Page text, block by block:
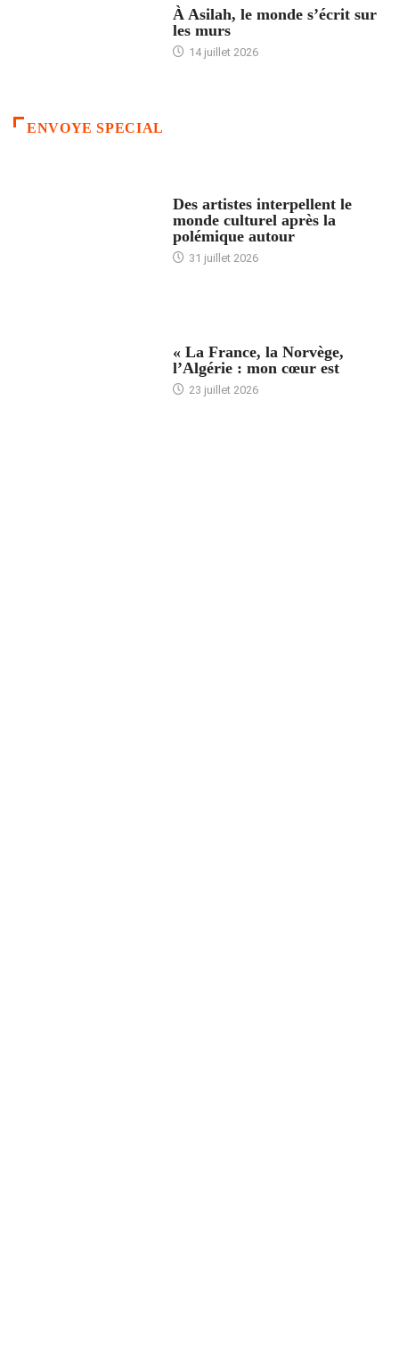
À Asilah, le monde s’écrit sur
les murs
14 juillet 2026
ENVOYE SPECIAL
Des artistes interpellent le
monde culturel après la
polémique autour
31 juillet 2026
« La France, la Norvège,
l’Algérie : mon cœur est
23 juillet 2026